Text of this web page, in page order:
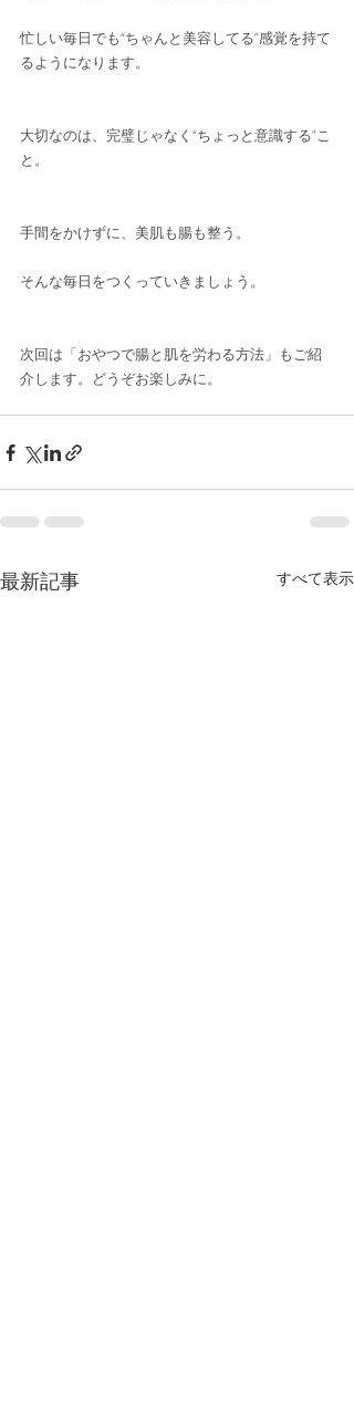
忙しい毎日でも“ちゃんと美容してる”感覚を持て
るようになります。
大切なのは、完璧じゃなく“ちょっと意識する”こ
と。
手間をかけずに、美肌も腸も整う。
そんな毎日をつくっていきましょう。
次回は「おやつで腸と肌を労わる方法」もご紹
介します。どうぞお楽しみに。
最新記事 すべて表示